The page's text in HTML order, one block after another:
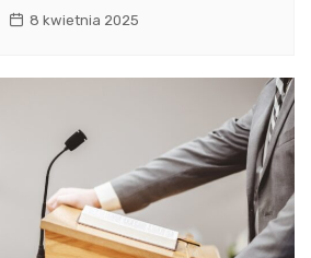
8 kwietnia 2025